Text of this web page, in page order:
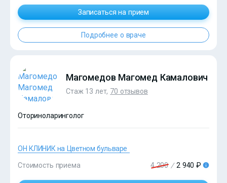
Записаться на прием
Подробнее о враче
?>
Магомедов Магомед Камалович
Стаж 13 лет, 70 отзывов
Оториноларинголог
ОН КЛИНИК на Цветном бульваре
Стоимость приема 4 200 / 2 940 ₽